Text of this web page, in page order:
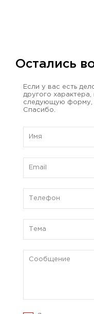
Остались
Если у вас есть
другого
следующую форму,
Спасибо.